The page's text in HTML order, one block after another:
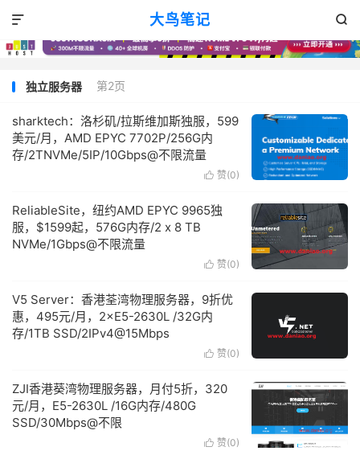
大鸟笔记 

独立服务器 第2页
sharktech：洛杉矶/拉斯维加斯独服，599
美元/月，AMD EPYC 7702P/256G内
存/2TNVMe/5IP/10Gbps@不限流量
 赞(0)
ReliableSite，纽约AMD EPYC 9965独
服，$1599起，576G内存/2 x 8 TB
NVMe/1Gbps@不限流量
 赞(0)
V5 Server：香港荃湾物理服务器，9折优
惠，495元/月，2×E5-2630L /32G内
存/1TB SSD/2IPv4@15Mbps
 赞(0)
ZJI香港葵湾物理服务器，月付5折，320
元/月，E5-2630L /16G内存/480G
SSD/30Mbps@不限
 赞(0)